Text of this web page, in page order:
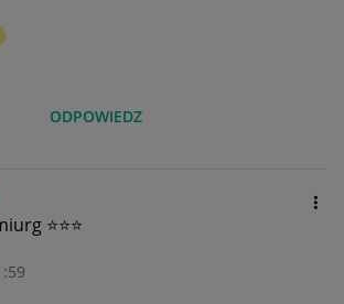
ODPOWIEDZ
⭐⭐⭐